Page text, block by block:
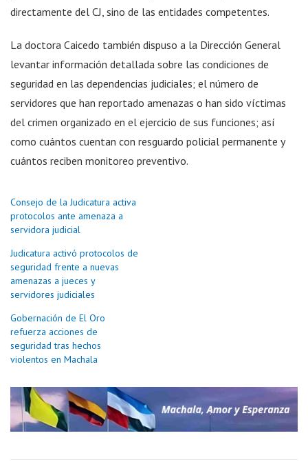
directamente del CJ, sino de las entidades competentes.
La doctora Caicedo también dispuso a la Dirección General
levantar información detallada sobre las condiciones de
seguridad en las dependencias judiciales; el número de
servidores que han reportado amenazas o han sido víctimas
del crimen organizado en el ejercicio de sus funciones; así
como cuántos cuentan con resguardo policial permanente y
cuántos reciben monitoreo preventivo.
Consejo de la Judicatura activa
protocolos ante amenaza a
servidora judicial
Judicatura activó protocolos de
seguridad frente a nuevas
amenazas a jueces y
servidores judiciales
Gobernación de El Oro
refuerza acciones de
seguridad tras hechos
violentos en Machala